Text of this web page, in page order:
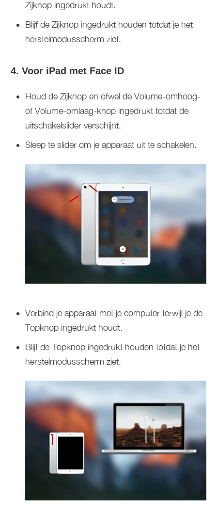
Zijknop ingedrukt houdt.
Blijf de Zijknop ingedrukt houden totdat je het
herstelmodusscherm ziet.
4. Voor iPad met Face ID
Houd de Zijknop en ofwel de Volume-omhoog-
of Volume-omlaag-knop ingedrukt totdat de
uitschakelslider verschijnt.
Sleep te slider om je apparaat uit te schakelen.
Verbind je apparaat met je computer terwijl je de
Topknop ingedrukt houdt.
Blijf de Topknop ingedrukt houden totdat je het
herstelmodusscherm ziet.